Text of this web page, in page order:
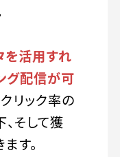
活用すれ
グ配信が可
リック率の
そして獲
す。